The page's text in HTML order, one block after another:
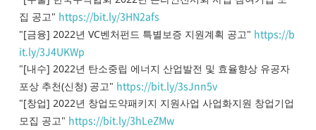
집 공고" https://bit.ly/3HN2afs
"[금융] 2022년 VC벤처펀드 특별보증 지원계획 공고" https://b
it.ly/3J4UKWp
"[내수] 2022년 탄소중립 에너지 산업발전 및 효율향상 유공자
포상 추천(신청) 공고" https://bit.ly/3sJnn5v
"[창업] 2022년 창업도약패키지 지원사업 사업화지원 창업기업
모집 공고" https://bit.ly/3hLeZMw